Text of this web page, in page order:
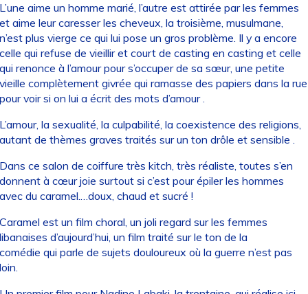
aime un homme marié, l’autre est attirée par les femmes
aime leur caresser les cheveux, la troisième, musulmane,
plus vierge ce qui lui pose un gros problème. Il y a encore
qui refuse de vieillir et court de casting en casting et celle
renonce à l’amour pour s’occuper de sa sœur, une petite
complètement givrée qui ramasse des papiers dans la rue
voir si on lui a écrit des mots d’amour .
la sexualité, la culpabilité, la coexistence des religions,
de thèmes graves traités sur un ton drôle et sensible .
ce salon de coiffure très kitch, très réaliste, toutes s’en
à cœur joie surtout si c’est pour épiler les hommes
du caramel.…doux, chaud et sucré !
est un film choral, un joli regard sur les femmes
d’aujourd’hui, un film traité sur le ton de la
qui parle de sujets douloureux où la guerre n’est pas